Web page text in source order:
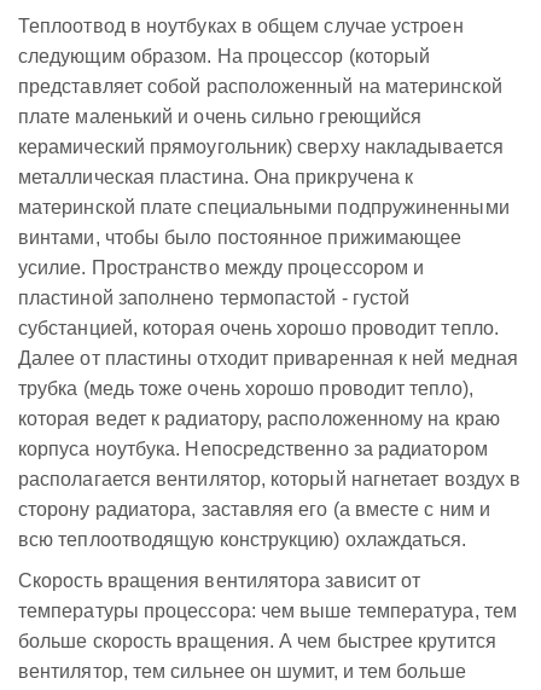
Теплоотвод в ноутбуках в общем случае устроен
следующим образом. На процессор (который
представляет собой расположенный на материнской
плате маленький и очень сильно греющийся
керамический прямоугольник) сверху накладывается
металлическая пластина. Она прикручена к
материнской плате специальными подпружиненными
винтами, чтобы было постоянное прижимающее
усилие. Пространство между процессором и
пластиной заполнено термопастой - густой
субстанцией, которая очень хорошо проводит тепло.
Далее от пластины отходит приваренная к ней медная
трубка (медь тоже очень хорошо проводит тепло),
которая ведет к радиатору, расположенному на краю
корпуса ноутбука. Непосредственно за радиатором
располагается вентилятор, который нагнетает воздух в
сторону радиатора, заставляя его (а вместе с ним и
всю теплоотводящую конструкцию) охлаждаться.
Скорость вращения вентилятора зависит от
температуры процессора: чем выше температура, тем
больше скорость вращения. А чем быстрее крутится
вентилятор, тем сильнее он шумит, и тем больше